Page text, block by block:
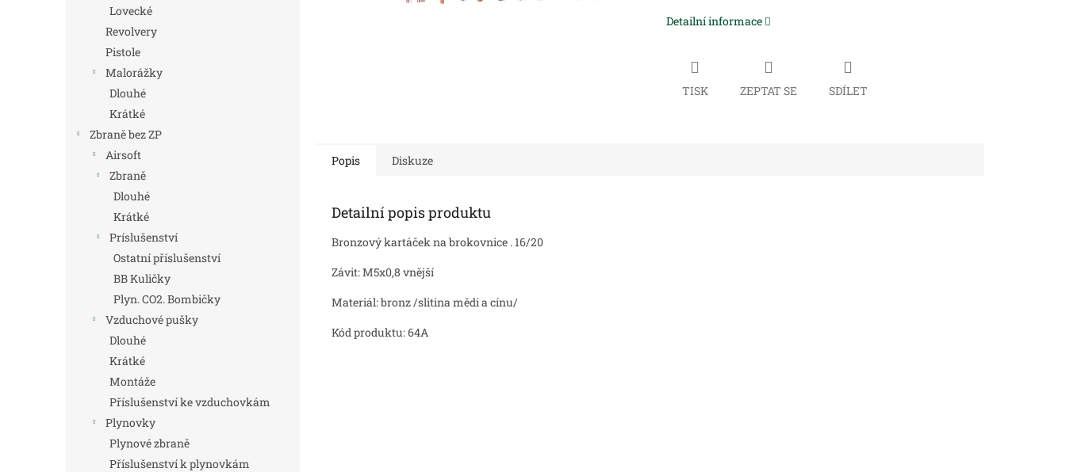
Lovecké
Revolvery
Pistole
Malorážky
Dlouhé
Krátké
Zbraně bez ZP
Airsoft
Zbraně
Dlouhé
Krátké
Príslušenství
Ostatní příslušenství
BB Kuličky
Plyn. CO2. Bombičky
Vzduchové pušky
Dlouhé
Krátké
Montáže
Příslušenství ke vzduchovkám
Plynovky
Plynové zbraně
Příslušenství k plynovkám
Detailní informace
TISK ZEPTAT SE SDÍLET
Popis Diskuze
Detailní popis produktu
Bronzový kartáček na brokovnice . 16/20
Závit: M5x0,8 vnější
Materiál: bronz /slitina mědi a cínu/
Kód produktu: 64A